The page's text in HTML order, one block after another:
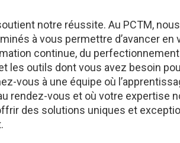
notre réussite. Au PCTM, nous
à vous permettre d’avancer en
continue, du perfectionnement
les outils dont vous avez besoin
vous à une équipe où
rendez-vous et où votre expertise
des solutions uniques et